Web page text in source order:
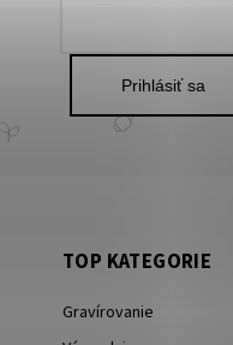
Prihlásiť sa
TOP KATEGORIE
Gravírovanie